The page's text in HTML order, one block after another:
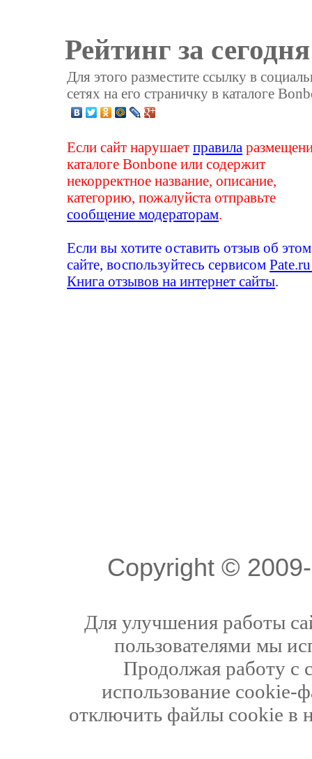
Рейтинг за
Для этого разместите ссылку в
сетях на его страничку в каталоге
Если сайт нарушаетправила
каталоге Bonbone или содержит
некорректное название, описание,
категорию, пожалуйста отправьте
сообщение модераторам
Если вы хотите оставить отзыв об этом
сайте, воспользуйтесь сервисом
Книга отзывов на интернет сайты
Copyright ©
Для улучшения работы
пользователями мы
Продолжая работу с
использование cookie-
отключить файлы cookie в